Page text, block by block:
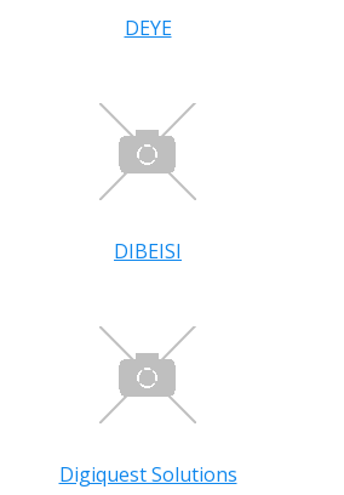
DEYE
DIBEISI
Digiquest Solutions